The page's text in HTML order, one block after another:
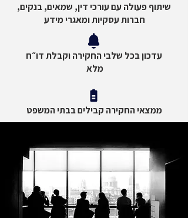
שיתוף פעולה עם עורכי דין, שמאים, בנקים,
חברות עסקיות ומאגרי מידע
עדכון בכל שלבי החקירה וקבלת דו״ח
מלא
ממצאי החקירה קבילים בבתי המשפט